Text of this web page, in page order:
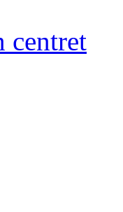
centret